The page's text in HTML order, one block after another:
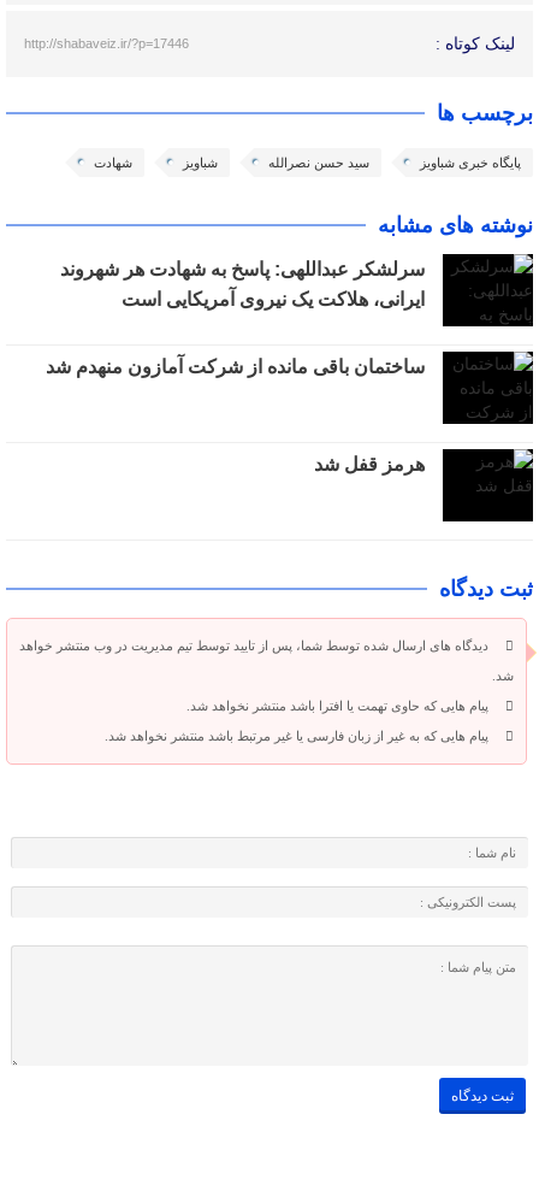
لینک کوتاه : http://shabaveiz.ir/?p=17446
برچسب ها
پایگاه خبری شباویز سید حسن نصرالله شباویز شهادت
نوشته های مشابه
سرلشکر عبداللهی: پاسخ به شهادت هر شهروند
ایرانی، هلاکت یک نیروی آمریکایی است
ساختمان باقی مانده از شرکت آمازون منهدم شد
هرمز قفل شد
ثبت دیدگاه
دیدگاه های ارسال شده توسط شما، پس از تایید توسط تیم مدیریت در وب منتشر خواهد
شد.
پیام هایی که حاوی تهمت یا افترا باشد منتشر نخواهد شد.
پیام هایی که به غیر از زبان فارسی یا غیر مرتبط باشد منتشر نخواهد شد.